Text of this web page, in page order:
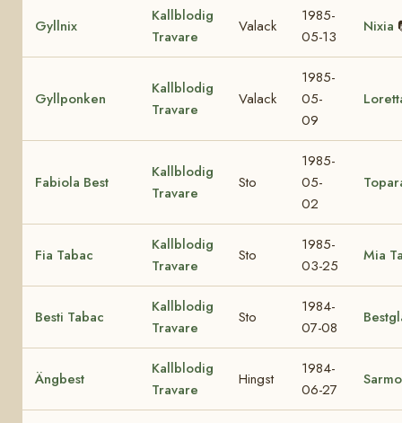
Gyllnix
Kallblodig
Travare
Valack
1985-
05-13
Nixia
Gyllponken
Kallblodig
Travare
Valack
1985-
05-
09
Fabiola Best
Kallblodig
Travare
Sto
1985-
05-
02
Fia Tabac
Kallblodig
Travare
Sto
1985-
03-25
Mia
Besti Tabac
Kallblodig
Travare
Sto
1984-
07-08
Ängbest
Kallblodig
Travare
Hingst
1984-
06-27